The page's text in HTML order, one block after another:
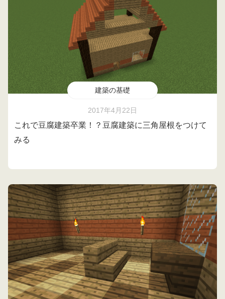
建築の基礎
2017年4月22日
これで豆腐建築卒業！？豆腐建築に三角屋根をつけて
みる